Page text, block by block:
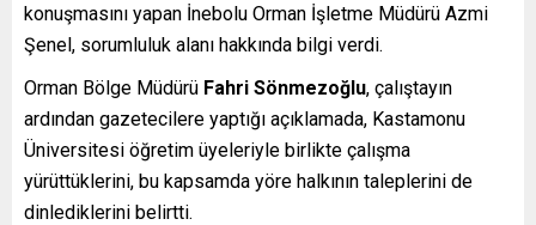
konuşmasını yapan İnebolu Orman İşletme Müdürü Azmi
Şenel, sorumluluk alanı hakkında bilgi verdi.
Orman Bölge Müdürü Fahri Sönmezoğlu, çalıştayın
ardından gazetecilere yaptığı açıklamada, Kastamonu
Üniversitesi öğretim üyeleriyle birlikte çalışma
yürüttüklerini, bu kapsamda yöre halkının taleplerini de
dinlediklerini belirtti.